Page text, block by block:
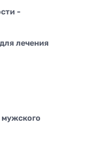
-
лечения
мужского